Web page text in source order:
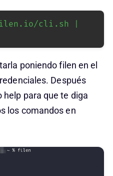
cli.sh |
poniendo filen en el
Después
help para que te diga
los comandos en